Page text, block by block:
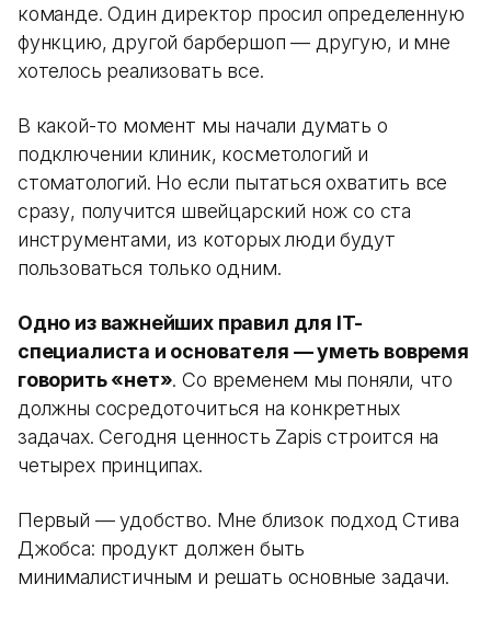
команде. Один директор просил определенную
функцию, другой барбершоп — другую, и мне
хотелось реализовать все.
В какой-то момент мы начали думать о
подключении клиник, косметологий и
стоматологий. Но если пытаться охватить все
сразу, получится швейцарский нож со ста
инструментами, из которых люди будут
пользоваться только одним.
Одно из важнейших правил для IT-
специалиста и основателя — уметь вовремя
говорить «нет». Со временем мы поняли, что
должны сосредоточиться на конкретных
задачах. Сегодня ценность Zapis строится на
четырех принципах.
Первый — удобство. Мне близок подход Стива
Джобса: продукт должен быть
минималистичным и решать основные задачи.